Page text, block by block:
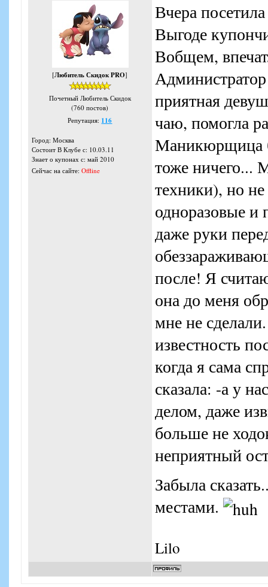
[Любитель Скидок PRO]
Почетный Любитель Скидок
(760 постов)
Репутация: 116
Город: Москва
Состоит В Клубе с: 10.03.11
Знает о купонах с: май 2010
Сейчас на сайте: Offline
Вчера
Выгоде
Вобщем,
приятная
чаю, помогла
Маникюрщица
тоже ничего...
техники), но
одноразовые и
даже руки
после! Я
она до меня
мне не
известность
когда я сама
сказала: -а у
делом, даже
больше не
неприятный
Забыла
местами.
Lilo